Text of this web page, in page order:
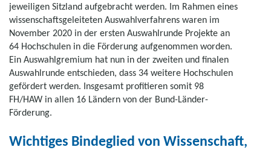
jeweiligen Sitzland aufgebracht werden. Im Rahmen eines
wissenschaftsgeleiteten Auswahlverfahrens waren im
November 2020 in der ersten Auswahlrunde Projekte an
64 Hochschulen in die Förderung aufgenommen worden.
Ein Auswahlgremium hat nun in der zweiten und finalen
Auswahlrunde entschieden, dass 34 weitere Hochschulen
gefördert werden. Insgesamt profitieren somit 98
FH/HAW in allen 16 Ländern von der Bund-Länder-
Förderung.
Wichtiges Bindeglied von Wissenschaft,